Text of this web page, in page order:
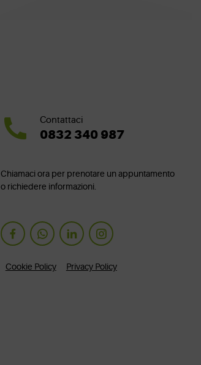
Contattaci
0832 340 987
Chiamaci ora per prenotare un appuntamento
o richiedere informazioni.
Cookie Policy Privacy Policy